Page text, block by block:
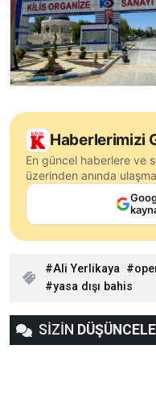
Haberlerimizi
En güncel haberlere ve
üzerinden anında
Ali Yerlikaya
yasa dışı bahis
SİZİN